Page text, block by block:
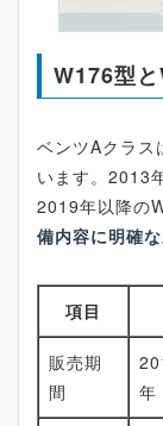
W176型
ベンツAクラス
います。2013
2019年以降の
備内容に明確
項目
販売期
間
年